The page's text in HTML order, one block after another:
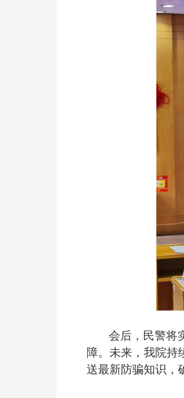
会后，民警将
障。未来，我院持
送最新防骗知识，